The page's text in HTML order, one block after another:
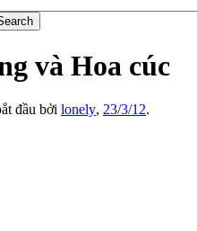
và Hoa cúc
đầu bởi lonely, 23/3/12.